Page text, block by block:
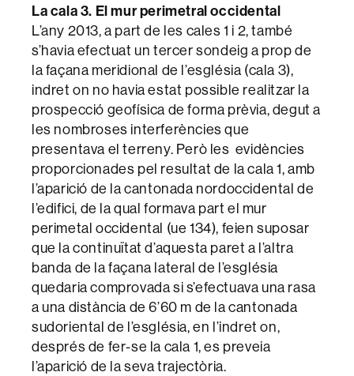
La cala 3. El mur perimetral occidental
L’any 2013, a part de les cales 1 i 2, també
s’havia efectuat un tercer sondeig a prop de
la façana meridional de l’església (cala 3),
indret on no havia estat possible realitzar la
prospecció geofísica de forma prèvia, degut a
les nombroses interferències que
presentava el terreny. Però les evidències
proporcionades pel resultat de la cala 1, amb
l’aparició de la cantonada nordoccidental de
l’edifici, de la qual formava part el mur
perimetal occidental (ue 134), feien suposar
que la continuïtat d’aquesta paret a l’altra
banda de la façana lateral de l’església
quedaria comprovada si s’efectuava una rasa
a una distància de 6’60 m de la cantonada
sudoriental de l’església, en l’indret on,
després de fer-se la cala 1, es preveia
l’aparició de la seva trajectòria.